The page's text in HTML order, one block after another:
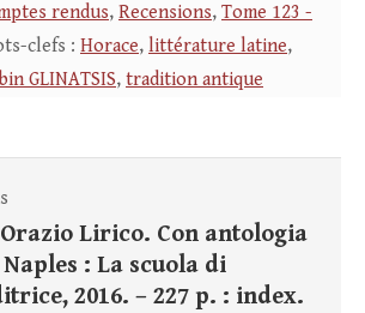
rendus, Recensions, Tome 123 -
clefs : Horace, littérature latine,
GLINATSIS, tradition antique
Lirico. Con antologia
: La scuola di
2016. – 227 p. : index.